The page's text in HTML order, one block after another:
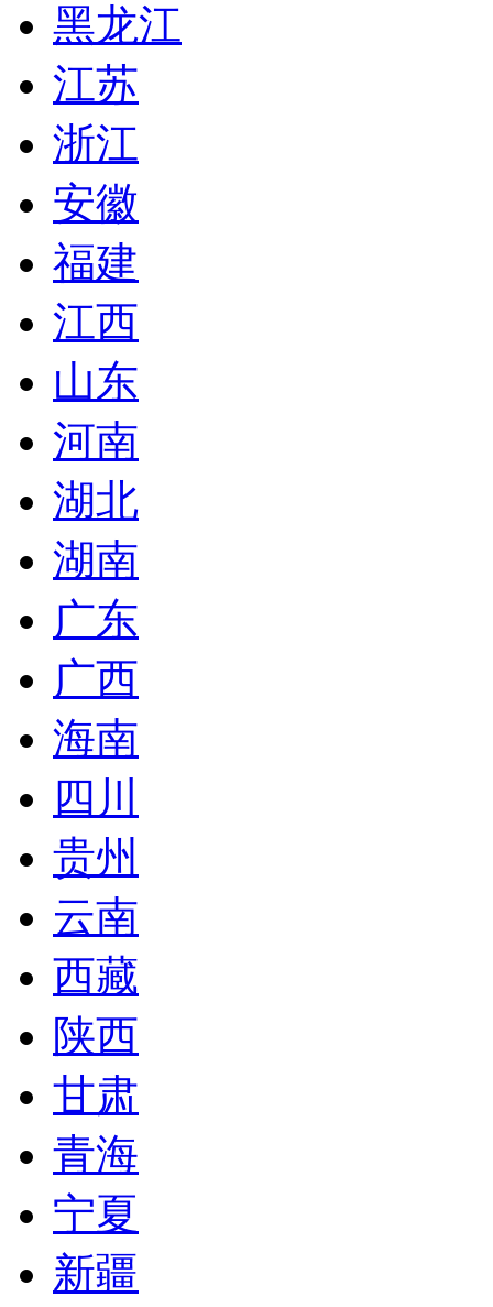
黑龙江
江苏
浙江
安徽
福建
江西
山东
河南
湖北
湖南
广东
广西
海南
四川
贵州
云南
西藏
陕西
甘肃
青海
宁夏
新疆